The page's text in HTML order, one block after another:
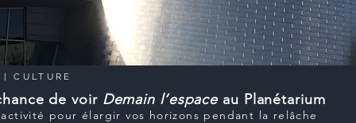
CULTURE
de voir Demain l’espace au Planétarium
pour élargir vos horizons pendant la relâche